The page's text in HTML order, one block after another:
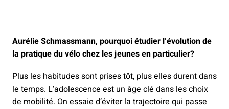
Aurélie Schmassmann, pourquoi étudier l’évolution de
la pratique du vélo chez les jeunes en particulier?
Plus les habitudes sont prises tôt, plus elles durent dans
le temps. L’adolescence est un âge clé dans les choix
de mobilité. On essaie d’éviter la trajectoire qui passe